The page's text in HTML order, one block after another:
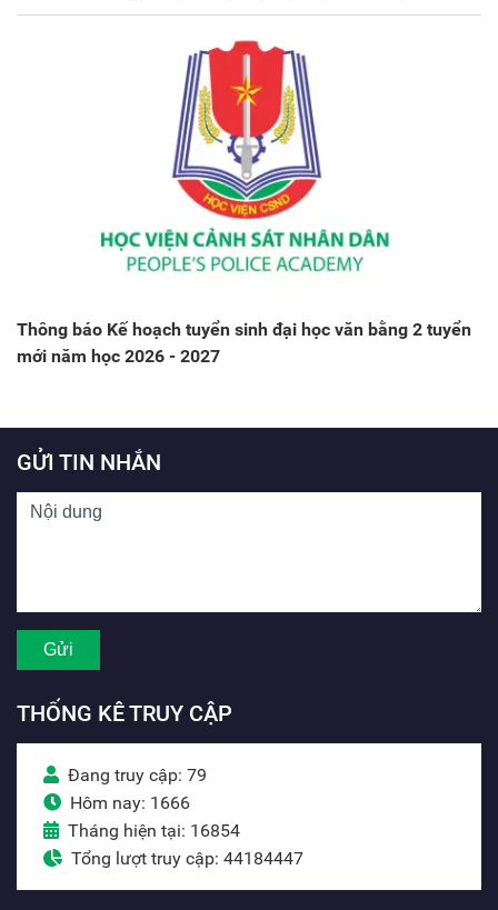
Thông báo Kế hoạch tuyển sinh đại học văn bằng 2 tuyển
mới năm học 2026 - 2027
GỬI TIN NHẮN
THỐNG KÊ TRUY CẬP
Đang truy cập: 79
Hôm nay: 1666
Tháng hiện tại: 16854
Tổng lượt truy cập: 44184447